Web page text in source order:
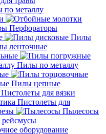
металлу
Перфораторы
Пилы
ленточные
Пилы по металлу
Пилы цепные
Пистолеты для вязки
Пистолеты для
Пылесосы
рейсмусы
оборудование